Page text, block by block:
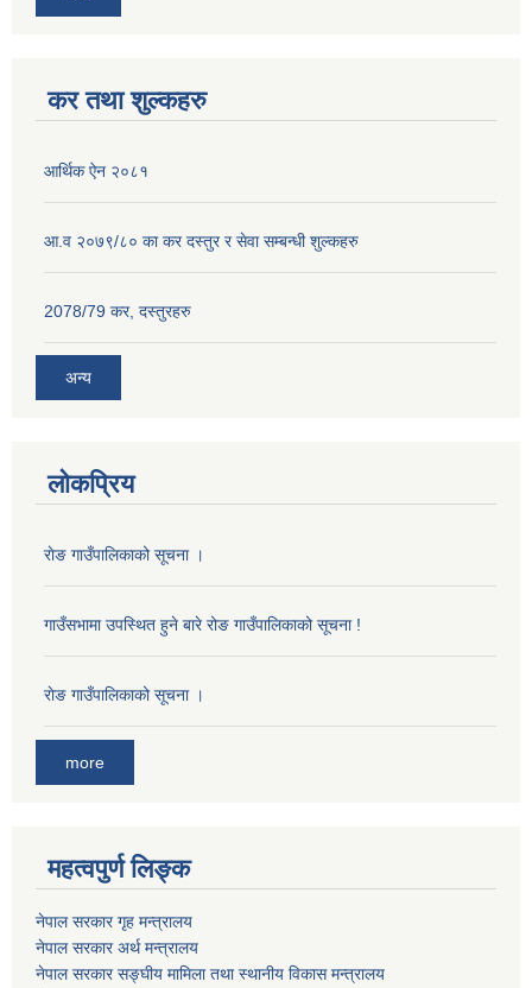
कर तथा शुल्कहरु
आर्थिक ऐन २०८१
आ.व २०७९/८० का कर दस्तुर र सेवा सम्बन्धी शुल्कहरु
2078/79 कर, दस्तुरहरु
अन्य
लोकप्रिय
राेङ गाउँपालिकाको सूचना ।
गाउँसभामा उपस्थित हुने बारे रोङ गाउँपालिकाको सूचना !
राेङ गाउँपालिकाको सूचना ।
more
महत्वपुर्ण लिङ्क
नेपाल सरकार गृह मन्त्रालय
नेपाल सरकार अर्थ मन्त्रालय
नेपाल सरकार सङ्घीय मामिला तथा स्थानीय विकास मन्त्रालय